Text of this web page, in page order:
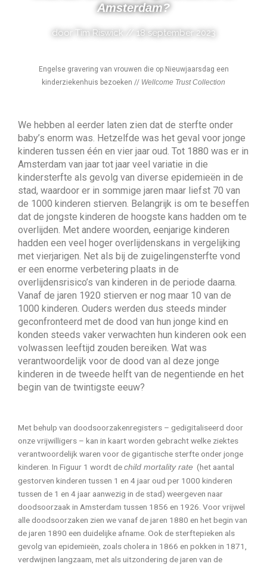
Amsterdam?
door Tim Riswick // 18 september 2023
Engelse gravering van vrouwen die op Nieuwjaarsdag een
kinderziekenhuis bezoeken // Wellcome Trust Collection
We hebben al eerder laten zien dat de sterfte onder
baby’s enorm was. Hetzelfde was het geval voor jonge
kinderen tussen één en vier jaar oud. Tot 1880 was er in
Amsterdam van jaar tot jaar veel variatie in die
kindersterfte als gevolg van diverse epidemieën in de
stad, waardoor er in sommige jaren maar liefst 70 van
de 1000 kinderen stierven. Belangrijk is om te beseffen
dat de jongste kinderen de hoogste kans hadden om te
overlijden. Met andere woorden, eenjarige kinderen
hadden een veel hoger overlijdenskans in vergelijking
met vierjarigen. Net als bij de zuigelingensterfte vond
er een enorme verbetering plaats in de
overlijdensrisico’s van kinderen in de periode daarna.
Vanaf de jaren 1920 stierven er nog maar 10 van de
1000 kinderen. Ouders werden dus steeds minder
geconfronteerd met de dood van hun jonge kind en
konden steeds vaker verwachten hun kinderen ook een
volwassen leeftijd zouden bereiken. Wat was
verantwoordelijk voor de dood van al deze jonge
kinderen in de tweede helft van de negentiende en het
begin van de twintigste eeuw?
Met behulp van doodsoorzakenregisters – gedigitaliseerd door
onze vrijwilligers – kan in kaart worden gebracht welke ziektes
verantwoordelijk waren voor de gigantische sterfte onder jonge
kinderen. In Figuur 1 wordt de child mortality rate (het aantal
gestorven kinderen tussen 1 en 4 jaar oud per 1000 kinderen
tussen de 1 en 4 jaar aanwezig in de stad) weergeven naar
doodsoorzaak in Amsterdam tussen 1856 en 1926. Voor vrijwel
alle doodsoorzaken zien we vanaf de jaren 1880 en het begin van
de jaren 1890 een duidelijke afname. Ook de sterftepieken als
gevolg van epidemieën, zoals cholera in 1866 en pokken in 1871,
verdwijnen langzaam, met als uitzondering de jaren van de